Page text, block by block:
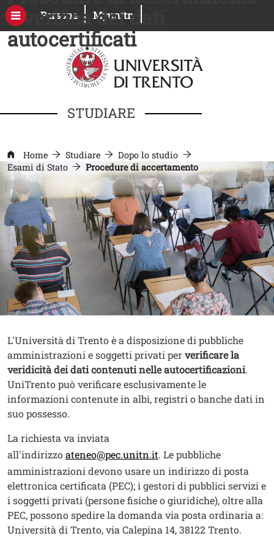
Salta al contenuto principale
PersoneApri il link in una nuova finestra
Myunitn
STUDIARE
Home Studiare
Dopo lo studio
Esami di Stato
Procedure di accertamento
e verifica dei dati
autocertificati
Contenuto
Testo
L'Università di Trento è a disposizione di pubbliche
amministrazioni e soggetti privati perverificare la
veridicità dei dati contenuti nelle autocertificazioni.
UniTrento può verificare esclusivamente le
informazioni contenute in albi, registri o banche dati in
suo possesso.
La richiesta va inviata
all'indirizzoateneo@pec.unitn.it. Le pubbliche
amministrazioni devono usare un indirizzo di posta
elettronica certificata (PEC); i gestori di pubblici servizi e
i soggetti privati (persone fisiche o giuridiche), oltre alla
PEC, possonospedire la domanda via posta ordinaria a:
Università di Trento, via Calepina 14, 38122 Trento.